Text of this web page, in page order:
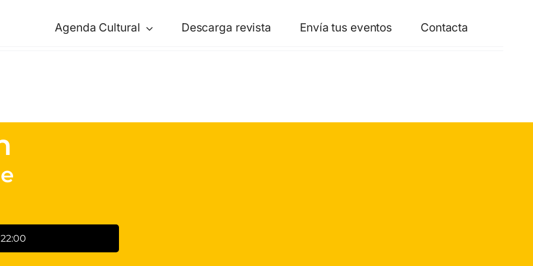
Agenda Cultural Descarga revista Envía tus eventos Contacta